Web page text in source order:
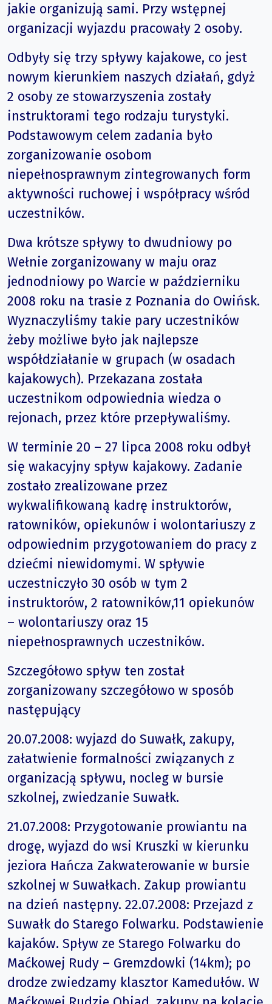
jakie organizują sami. Przy wstępnej
organizacji wyjazdu pracowały 2 osoby.
Odbyły się trzy spływy kajakowe, co jest
nowym kierunkiem naszych działań, gdyż
2 osoby ze stowarzyszenia zostały
instruktorami tego rodzaju turystyki.
Podstawowym celem zadania było
zorganizowanie osobom
niepełnosprawnym zintegrowanych form
aktywności ruchowej i współpracy wśród
uczestników.
Dwa krótsze spływy to dwudniowy po
Wełnie zorganizowany w maju oraz
jednodniowy po Warcie w październiku
2008 roku na trasie z Poznania do Owińsk.
Wyznaczyliśmy takie pary uczestników
żeby możliwe było jak najlepsze
współdziałanie w grupach (w osadach
kajakowych). Przekazana została
uczestnikom odpowiednia wiedza o
rejonach, przez które przepływaliśmy.
W terminie 20 – 27 lipca 2008 roku odbył
się wakacyjny spływ kajakowy. Zadanie
zostało zrealizowane przez
wykwalifikowaną kadrę instruktorów,
ratowników, opiekunów i wolontariuszy z
odpowiednim przygotowaniem do pracy z
dziećmi niewidomymi. W spływie
uczestniczyło 30 osób w tym 2
instruktorów, 2 ratowników,11 opiekunów
– wolontariuszy oraz 15
niepełnosprawnych uczestników.
Szczegółowo spływ ten został
zorganizowany szczegółowo w sposób
następujący
20.07.2008: wyjazd do Suwałk, zakupy,
załatwienie formalności związanych z
organizacją spływu, nocleg w bursie
szkolnej, zwiedzanie Suwałk.
21.07.2008: Przygotowanie prowiantu na
drogę, wyjazd do wsi Kruszki w kierunku
jeziora Hańcza Zakwaterowanie w bursie
szkolnej w Suwałkach. Zakup prowiantu
na dzień następny. 22.07.2008: Przejazd z
Suwałk do Starego Folwarku. Podstawienie
kajaków. Spływ ze Starego Folwarku do
Maćkowej Rudy – Gremzdowki (14km); po
drodze zwiedzamy klasztor Kamedułów. W